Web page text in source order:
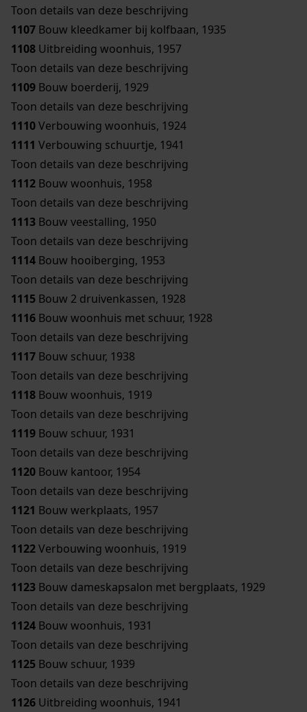
Toon details van deze beschrijving
1107 Bouw kleedkamer bij kolfbaan, 1935
1108 Uitbreiding woonhuis, 1957
Toon details van deze beschrijving
1109 Bouw boerderij, 1929
Toon details van deze beschrijving
1110Verbouwing woonhuis, 1924
1111 Verbouwing schuurtje, 1941
Toon details van deze beschrijving
1112 Bouw woonhuis, 1958
Toon details van deze beschrijving
1113 Bouw veestalling, 1950
Toon details van deze beschrijving
1114 Bouw hooiberging, 1953
Toon details van deze beschrijving
1115 Bouw 2 druivenkassen, 1928
1116 Bouw woonhuis met schuur, 1928
Toon details van deze beschrijving
1117 Bouw schuur, 1938
Toon details van deze beschrijving
1118 Bouw woonhuis, 1919
Toon details van deze beschrijving
1119 Bouw schuur, 1931
Toon details van deze beschrijving
1120 Bouw kantoor, 1954
Toon details van deze beschrijving
1121 Bouw werkplaats, 1957
Toon details van deze beschrijving
1122Verbouwing woonhuis, 1919
Toon details van deze beschrijving
1123 Bouw dameskapsalon met bergplaats, 1929
Toon details van deze beschrijving
1124 Bouw woonhuis, 1931
Toon details van deze beschrijving
1125 Bouw schuur, 1939
Toon details van deze beschrijving
1126 Uitbreiding woonhuis, 1941